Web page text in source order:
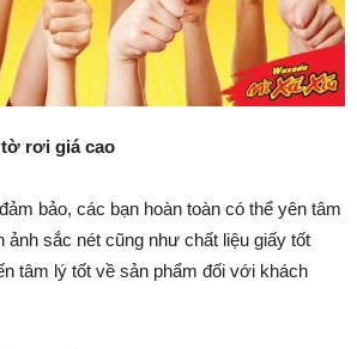
in tờ rơi giá cao
bảo, các bạn hoàn toàn có thể yên tâm
ảnh sắc nét cũng như chất liệu giấy tốt
tâm lý tốt về sản phẩm đối với khách